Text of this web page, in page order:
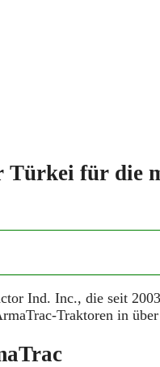
Türkei für die
Ind. Inc., die seit
Traktoren in